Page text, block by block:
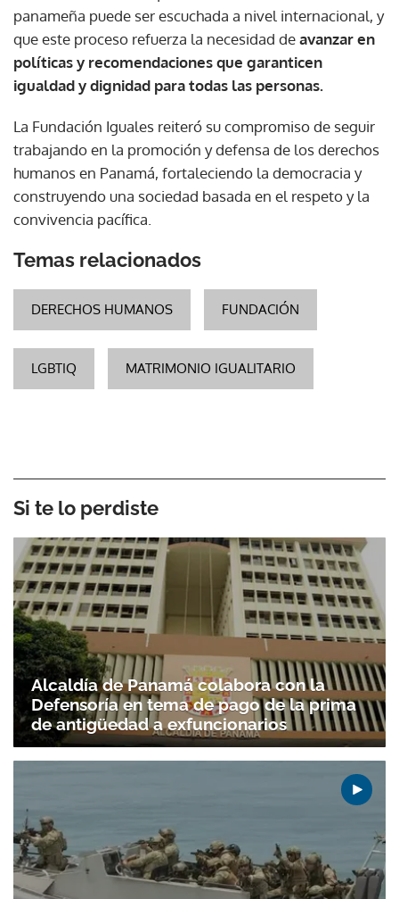
panameña puede ser escuchada a nivel internacional, y
que este proceso refuerza la necesidad deavanzar en
políticas y recomendaciones que garanticen
igualdad y dignidad para todas las personas.
La Fundación Iguales reiteró su compromiso de seguir
trabajando en la promoción y defensa de los derechos
humanos en Panamá, fortaleciendo la democracia y
construyendo una sociedad basada en el respeto y la
convivencia pacífica.
Temas relacionados
DERECHOS HUMANOS FUNDACIÓN
LGBTIQ MATRIMONIO IGUALITARIO
Si te lo perdiste
Alcaldía de Panamá colabora con la
Defensoría en tema de pago de la prima
de antigüedad a exfuncionarios